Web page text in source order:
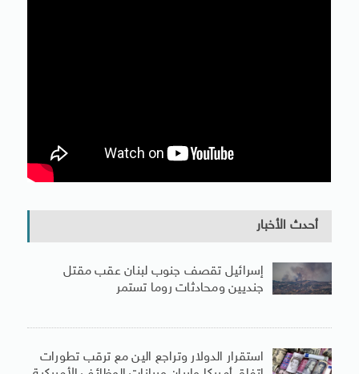
أحدث الأخبار
إسرائيل تقصف جنوب لبنان عقب مقتل
جنديين ومحادثات روما تستمر
استقرار الدولار وتراجع الين مع ترقب تطورات